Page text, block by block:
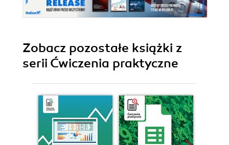
Zobacz pozostałe książki z
serii Ćwiczenia praktyczne